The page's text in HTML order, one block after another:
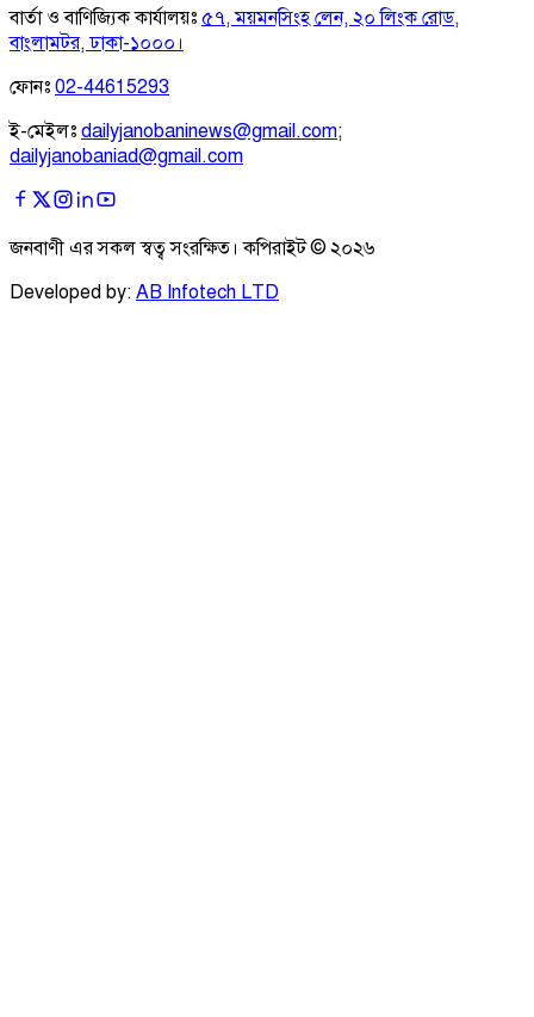
বার্তা ও বাণিজ্যিক কার্যালয়ঃ ৫৭, ময়মনসিংহ লেন, ২০ লিংক রোড,
বাংলামটর, ঢাকা-১০০০।
ফোনঃ 02-44615293
ই-মেইলঃ dailyjanobaninews@gmail.com;
dailyjanobaniad@gmail.com
জনবাণী এর সকল স্বত্ব সংরক্ষিত। কপিরাইট © ২০২৬
Developed by: AB Infotech LTD